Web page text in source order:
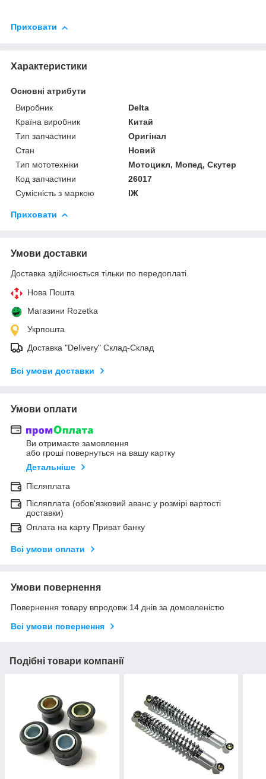
Приховати
Характеристики
Основні атрибути
Виробник
Delta
Країна виробник
Китай
Тип запчастини
Оригінал
Стан
Новий
Тип мототехніки
Мотоцикл, Мопед, Скутер
Код запчастини
26017
Сумісність з маркою
ІЖ
Приховати
Умови доставки
Доставка здійснюється тільки по передоплаті.
Нова Пошта
Магазини Rozetka
Укрпошта
Доставка "Delivery" Склад-Склад
Всі умови доставки
Умови оплати
Ви отримаєте замовлення
або гроші повернуться на вашу картку
Детальніше
Післяплата
Післяплата (обов'язковий аванс у розмірі вартості
доставки)
Оплата на карту Приват банку
Всі умови оплати
Умови повернення
Повернення товару впродовж 14 днів за домовленістю
Всі умови повернення
Подібні товари компанії